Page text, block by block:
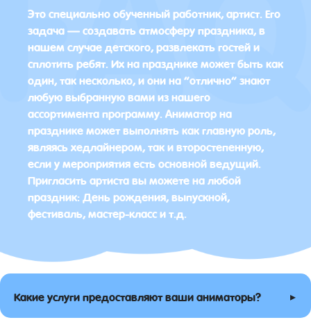
Это специально обученный работник, артист. Его
задача — создавать атмосферу праздника, в
нашем случае детского, развлекать гостей и
сплотить ребят. Их на празднике может быть как
один, так несколько, и они на “отлично” знают
любую выбранную вами из нашего
ассортимента программу. Аниматор на
празднике может выполнять как главную роль,
являясь хедлайнером, так и второстепенную,
если у мероприятия есть основной ведущий.
Пригласить артиста вы можете на любой
праздник: День рождения, выпускной,
фестиваль, мастер-класс и т.д.
Какие услуги предоставляют ваши аниматоры? ▸